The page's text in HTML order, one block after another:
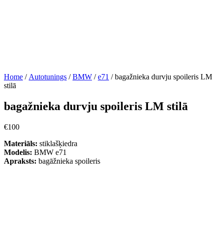
Home / Autotunings /BMW /e71 / bagažnieka durvju spoileris LM
stilā
bagažnieka durvju spoileris LM stilā
€100
Materiāls: stiklašķiedra
Modelis: BMW e71
Apraksts: bagāžnieka spoileris